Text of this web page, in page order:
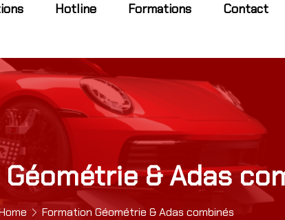
Hotline Formations Contact
& Adas
Formation Géométrie & Adas combinés